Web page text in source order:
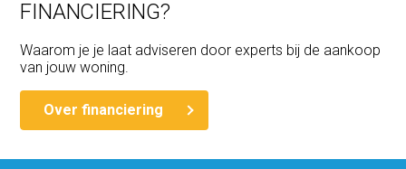
FINANCIERING?
Waarom je je laat adviseren door experts bij de aankoop
van jouw woning.
Over financiering